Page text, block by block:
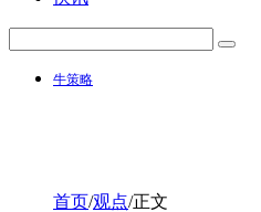
牛策略
首页/观点/正文